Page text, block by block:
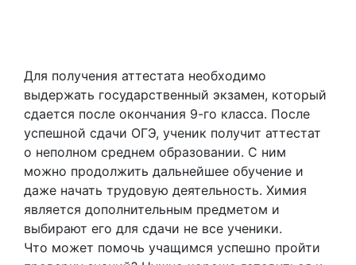
Для получения аттестата необходимо
выдержать государственный экзамен, который
сдается после окончания 9-го класса. После
успешной сдачи ОГЭ, ученик получит аттестат
о неполном среднем образовании. С ним
можно продолжить дальнейшее обучение и
даже начать трудовую деятельность. Химия
является дополнительным предметом и
выбирают его для сдачи не все ученики.
Что может помочь учащимся успешно пройти